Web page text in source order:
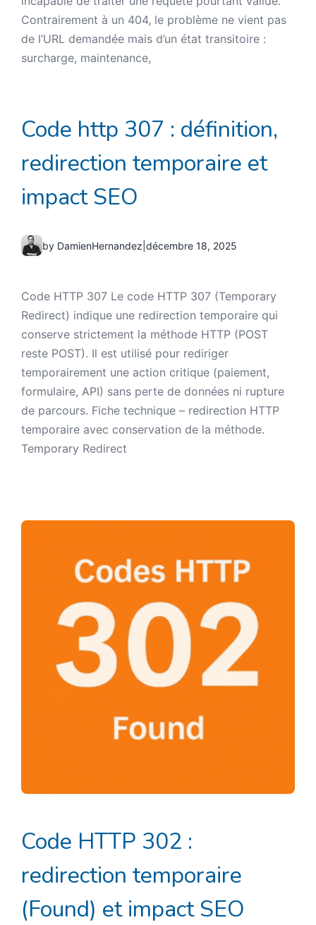
Contrairement à un 404, le problème ne vient pas
de l’URL demandée mais d’un état transitoire :
surcharge, maintenance,
Code http 307 : définition,
redirection temporaire et
impact SEO
by DamienHernandez décembre 18, 2025
Code HTTP 307 Le code HTTP 307 (Temporary
Redirect) indique une redirection temporaire qui
conserve strictement la méthode HTTP (POST
reste POST). Il est utilisé pour rediriger
temporairement une action critique (paiement,
formulaire, API) sans perte de données ni rupture
de parcours. Fiche technique – redirection HTTP
temporaire avec conservation de la méthode.
Temporary Redirect
Code HTTP 302 :
redirection temporaire
(Found) et impact SEO